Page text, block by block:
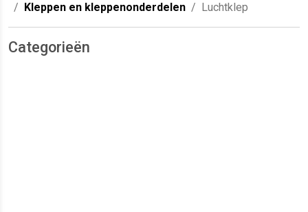
Kleppen en kleppenonderdelen
Luchtklep
Categorieën